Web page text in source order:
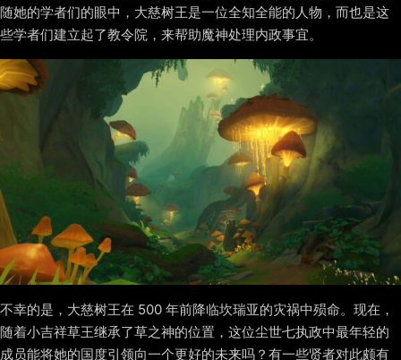
随她的学者们的眼中，大慈树王是一位全知全能的人物，而也是这
些学者们建立起了教令院，来帮助魔神处理内政事宜。
不幸的是，大慈树王在 500 年前降临坎瑞亚的灾祸中殒命。现在，
随着小吉祥草王继承了草之神的位置，这位尘世七执政中最年轻的
成员能将她的国度引领向一个更好的未来吗？有一些贤者对此颇有